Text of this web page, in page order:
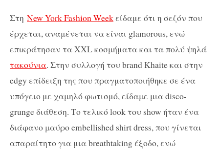
Στη New York Fashion Weekείδαμε ότι η σεζόν που
έρχεται, αναμένεται ναείναι glamorous,ενώ
επικράτησαν ταXXLκοσμήματακαι ταπολύ ψηλά
τακούνια. Στην συλλογή του brand Khaiteκαι στην
edgy επίδειξη της που πραγματοποιήθηκε σε ένα
υπόγειο με χαμηλό φωτισμό,είδαμε μιαdisco-
grungeδιάθεση. Το τελικόlookτου show ήταν ένα
διάφανο μαύροembellished shirt dress,που γίνεται
απαραίτητο για μια breathtakingέξοδο, ενώ